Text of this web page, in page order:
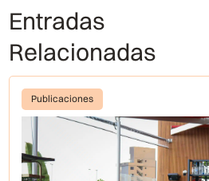
Entradas
Relacionadas
Publicaciones